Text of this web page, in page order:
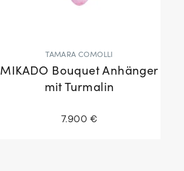
TAMARA COMOLLI
MIKADO Bouquet Anhänger
mit Turmalin
7.900 €